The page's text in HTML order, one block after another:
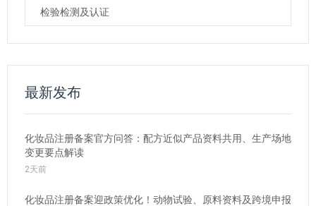
检验检测及认证
最新发布
化妆品注册备案官方问答：配方近似产品资料共用、生产场地
变更要点解读
2天前
化妆品注册备案迎政策优化！动物试验、原料资料及跨境申报